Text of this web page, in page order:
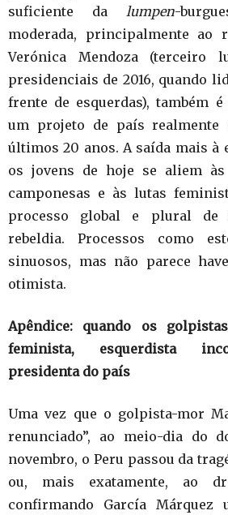
suficiente da lumpen-
moderada, principalmente ao
Verónica Mendoza (terceiro
presidenciais de 2016, quando
frente de esquerdas), também
um projeto de país realmente
últimos 20 anos. A saída mais à
os jovens de hoje se aliem
camponesas e às lutas
processo global e plural de
rebeldia. Processos como
sinuosos, mas não parece
otimista.
Apêndice: quando os
feminista, esquerdista
presidenta do país
Uma vez que o golpista-mor
renunciado”, ao meio-dia do
novembro, o Peru passou da
ou, mais exatamente, ao
confirmando García Márquez